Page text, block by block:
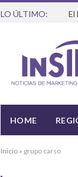
LO ÚLTIMO:
HOME
Inicio » grupo carso